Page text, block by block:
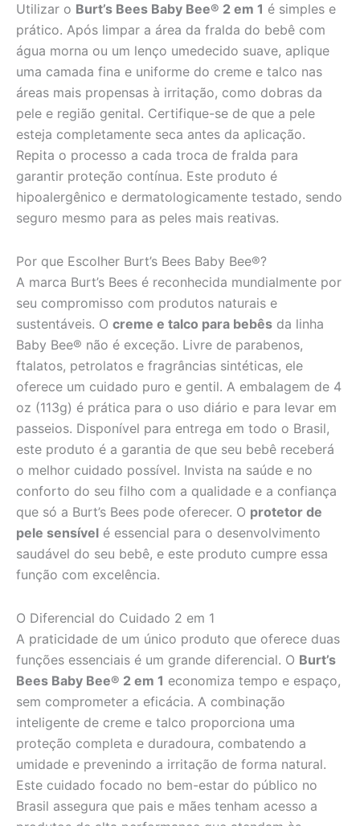
Utilizar o Burt’s Bees Baby Bee® 2 em 1 é simples e
prático. Após limpar a área da fralda do bebê com
água morna ou um lenço umedecido suave, aplique
uma camada fina e uniforme do creme e talco nas
áreas mais propensas à irritação, como dobras da
pele e região genital. Certifique-se de que a pele
esteja completamente seca antes da aplicação.
Repita o processo a cada troca de fralda para
garantir proteção contínua. Este produto é
hipoalergênico e dermatologicamente testado, sendo
seguro mesmo para as peles mais reativas.
Por que Escolher Burt’s Bees Baby Bee®?
A marca Burt’s Bees é reconhecida mundialmente por
seu compromisso com produtos naturais e
sustentáveis. O creme e talco para bebês da linha
Baby Bee® não é exceção. Livre de parabenos,
ftalatos, petrolatos e fragrâncias sintéticas, ele
oferece um cuidado puro e gentil. A embalagem de 4
oz (113g) é prática para o uso diário e para levar em
passeios. Disponível para entrega em todo o Brasil,
este produto é a garantia de que seu bebê receberá
o melhor cuidado possível. Invista na saúde e no
conforto do seu filho com a qualidade e a confiança
que só a Burt’s Bees pode oferecer. O protetor de
pele sensível é essencial para o desenvolvimento
saudável do seu bebê, e este produto cumpre essa
função com excelência.
O Diferencial do Cuidado 2 em 1
A praticidade de um único produto que oferece duas
funções essenciais é um grande diferencial. O Burt’s
Bees Baby Bee® 2 em 1 economiza tempo e espaço,
sem comprometer a eficácia. A combinação
inteligente de creme e talco proporciona uma
proteção completa e duradoura, combatendo a
umidade e prevenindo a irritação de forma natural.
Este cuidado focado no bem-estar do público no
Brasil assegura que pais e mães tenham acesso a